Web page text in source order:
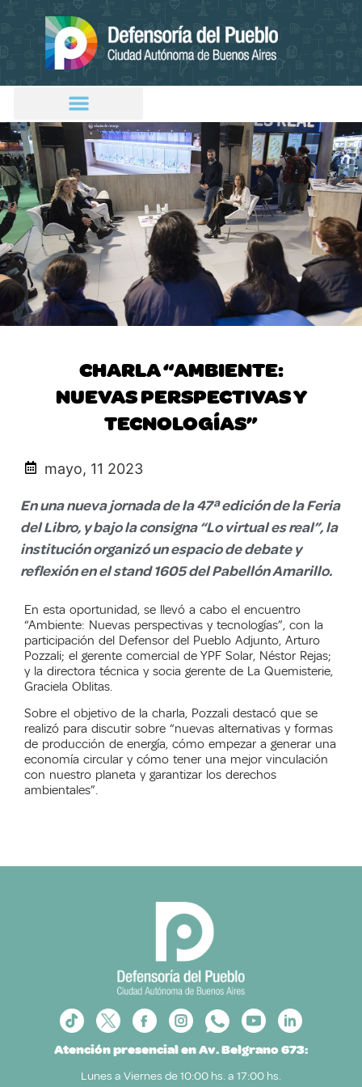
CHARLA “AMBIENTE:
NUEVAS PERSPECTIVAS Y
TECNOLOGÍAS”
mayo, 11 2023
En una nueva jornada de la 47ª edición de la Feria
del Libro, y bajo la consigna “Lo virtual es real”, la
institución organizó un espacio de debate y
reflexión en el stand 1605 del Pabellón Amarillo.
En esta oportunidad, se llevó a cabo el encuentro
“Ambiente: Nuevas perspectivas y tecnologías”, con la
participación del Defensor del Pueblo Adjunto, Arturo
Pozzali; el gerente comercial de YPF Solar, Néstor Rejas;
y la directora técnica y socia gerente de La Quemisterie,
Graciela Oblitas.
Sobre el objetivo de la charla, Pozzali destacó que se
realizó para discutir sobre “nuevas alternativas y formas
de producción de energía, cómo empezar a generar una
economía circular y cómo tener una mejor vinculación
con nuestro planeta y garantizar los derechos
ambientales”.
Atención presencial en Av. Belgrano 673:
Lunes a Viernes de 10:00 hs. a 17:00 hs.